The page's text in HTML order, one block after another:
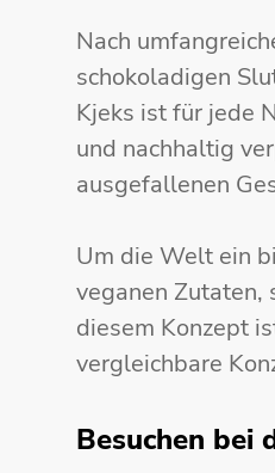
Nach
schokoladigen
Kjeks ist für jede
und nachhaltig
ausgefallenen
Um die Welt ein
veganen Zutaten,
diesem Konzept
vergleichbare
Besuchen bei